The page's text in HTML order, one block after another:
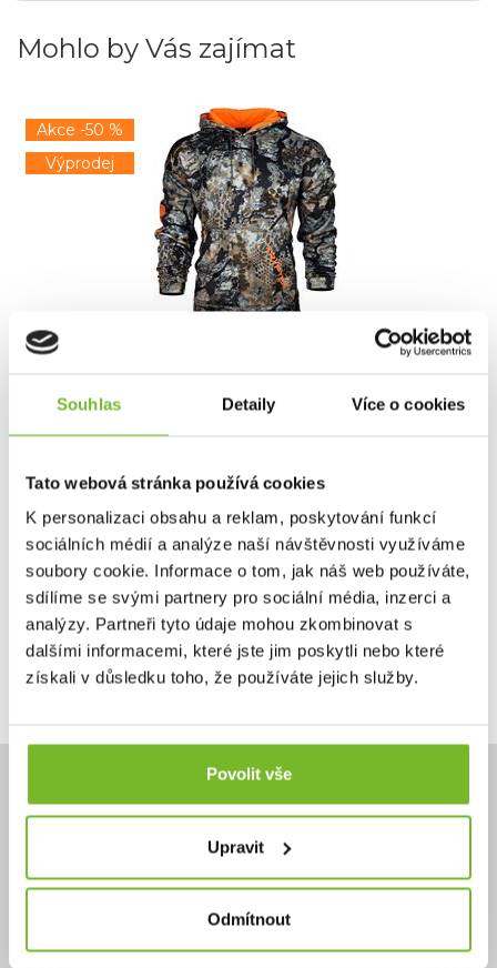
Souhlas Detaily Více o cookies
Tato webová stránka používá cookies
K personalizaci obsahu a reklam, poskytování funkcí
sociálních médií a analýze naší návštěvnosti využíváme
soubory cookie. Informace o tom, jak náš web používáte,
sdílíme se svými partnery pro sociální média, inzerci a
analýzy. Partneři tyto údaje mohou zkombinovat s
dalšími informacemi, které jste jim poskytli nebo které
získali v důsledku toho, že používáte jejich služby.
Povolit vše
Upravit
Odmítnout
Mohlo by Vás zajímat
Akce -50 %
Výprodej
Mikina Kryptek Tartaros Obskura Skyfall/Blaze
1 095 Kč
2 190 Kč
Skladem: posledních 11 ks
Kód: 15TART2SFBLZ5
Potřebujete poradit?
eshop@moris.cz